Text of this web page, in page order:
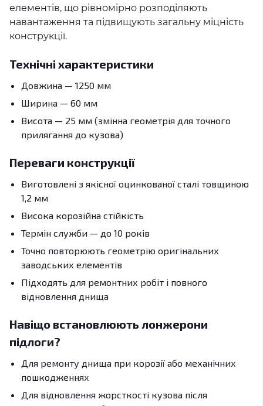
елементів, що рівномірно розподіляють
навантаження та підвищують загальну міцність
конструкції.
Технічні характеристики
Довжина — 1250 мм
Ширина — 60 мм
Висота — 25 мм (змінна геометрія для точного
прилягання до кузова)
Переваги конструкції
Виготовлені з якісної оцинкованої сталі товщиною
1,2 мм
Висока корозійна стійкість
Термін служби — до 10 років
Точно повторюють геометрію оригінальних
заводських елементів
Підходять для ремонтних робіт і повного
відновлення днища
Навіщо встановлюють лонжерони
підлоги?
Для ремонту днища при корозії або механічних
пошкодженнях
Для відновлення жорсткості кузова після